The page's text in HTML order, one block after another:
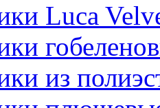
Luca
из